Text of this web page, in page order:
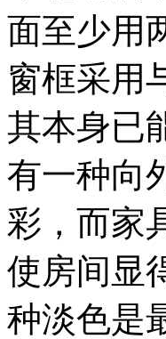
面至少用
窗框采用
其本身已
有一种向
彩，而家
使房间显
种淡色是